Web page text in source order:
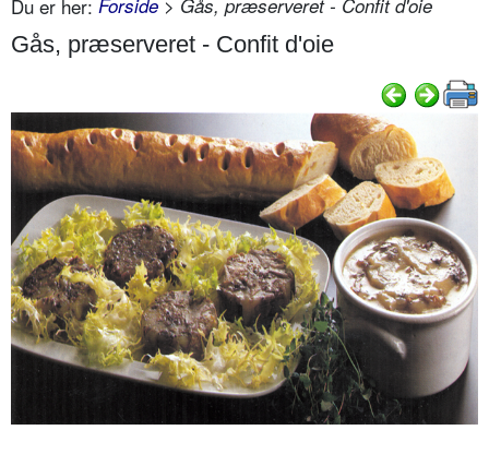
Du er her: Forside > Gås, præserveret - Confit d'oie
Gås, præserveret - Confit d'oie